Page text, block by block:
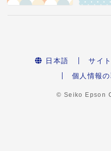
日本語 サイ
個人情報
© Seiko Epson